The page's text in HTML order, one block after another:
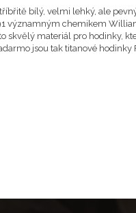
bílý, velmi lehký, ale
významným chemikem
skvělý materiál pro hodinky,
jsou tak titanové